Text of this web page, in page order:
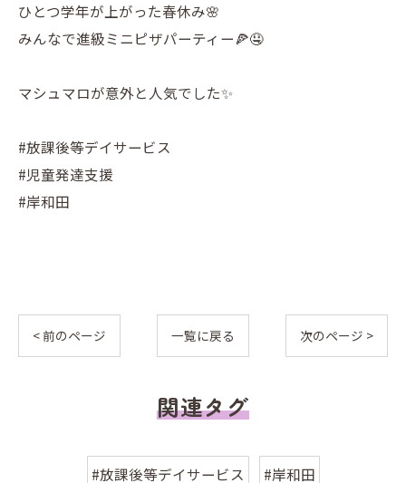
ひとつ学年が上がった春休み🌸
みんなで進級ミニピザパーティー🍕🤤
マシュマロが意外と人気でした✨
#放課後等デイサービス
#児童発達支援
#岸和田
< 前のページ 一覧に戻る 次のページ >
関連タグ
#放課後等デイサービス #岸和田